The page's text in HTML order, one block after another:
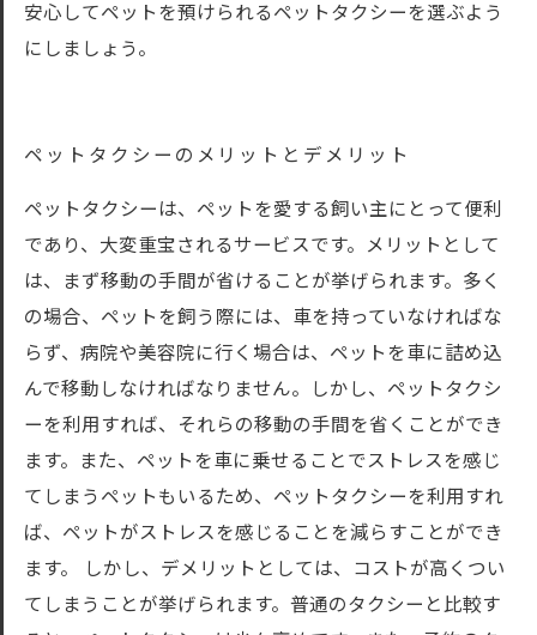
安心してペットを預けられるペットタクシーを選ぶよう
にしましょう。
ペットタクシーのメリットとデメリット
ペットタクシーは、ペットを愛する飼い主にとって便利
であり、大変重宝されるサービスです。メリットとして
は、まず移動の手間が省けることが挙げられます。多く
の場合、ペットを飼う際には、車を持っていなければな
らず、病院や美容院に行く場合は、ペットを車に詰め込
んで移動しなければなりません。しかし、ペットタクシ
ーを利用すれば、それらの移動の手間を省くことができ
ます。また、ペットを車に乗せることでストレスを感じ
てしまうペットもいるため、ペットタクシーを利用すれ
ば、ペットがストレスを感じることを減らすことができ
ます。 しかし、デメリットとしては、コストが高くつい
てしまうことが挙げられます。普通のタクシーと比較す